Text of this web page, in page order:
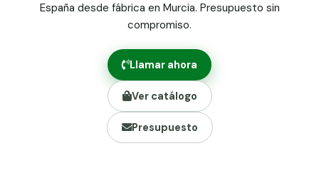
Alambre liso galvanizado
Malla ocultación 70 g/m² verde
Abrazadera PVC malla H.
Grapa malla H.
Grapadora
España desde fábrica en Murcia. Presupuesto sin
compromiso.
Llamar ahora
Ver catálogo
Presupuesto